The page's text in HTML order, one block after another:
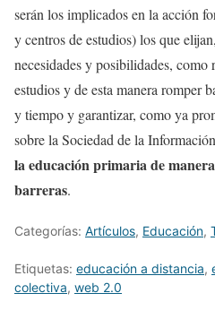
serán los implicados en la acción
y centros de estudios) los que
necesidades y posibilidades,
estudios y de esta manera romper
y tiempo y garantizar, como ya
sobre la Sociedad de la
la educación primaria de
barreras.
Categorías: Artículos, Educación,
Etiquetas: educación a distancia,
colectiva, web 2.0